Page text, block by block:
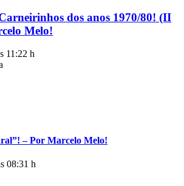
dos anos 1970/80! (II
Melo!
11:22 h
– Por Marcelo Melo!
08:31 h